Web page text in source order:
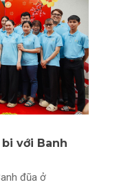
với Banh
đũa ở